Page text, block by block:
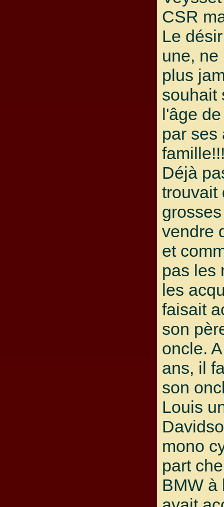
CSR
Le
une, ne
plus
souhait
l'âge
par ses
Déjà
trouvait
vendre
et
pas les
les
faisait
son
oncle.
ans, il
son
Louis
mono
part
BMW à